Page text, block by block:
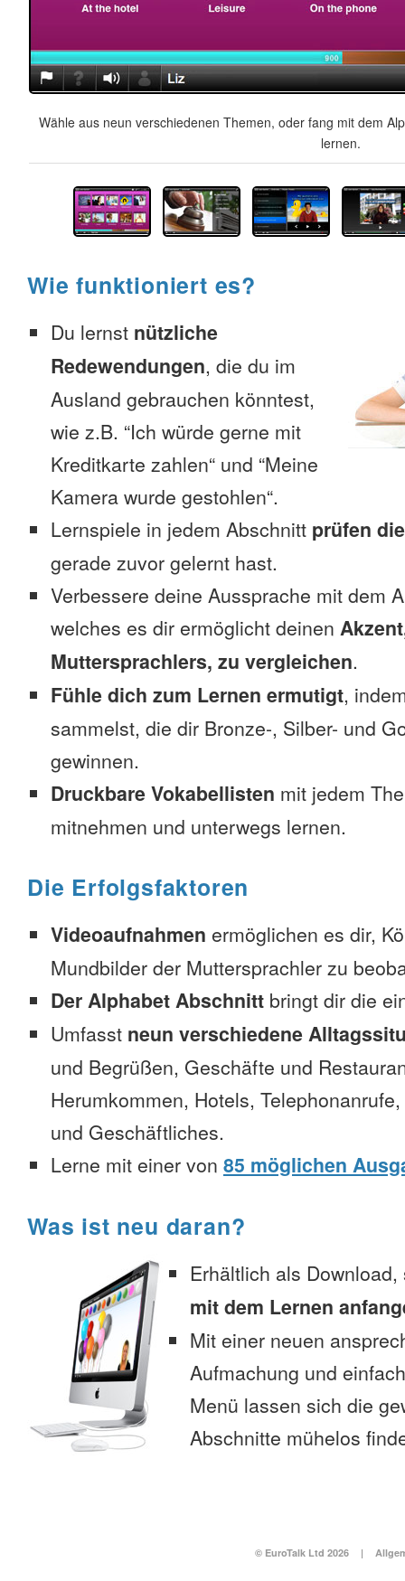
Wähle aus neun verschiedenen Themen, oder fang mit dem
lernen.
Wie funktioniert es?
Du lernst nützliche
Redewendungen, die du im
Ausland gebrauchen könntest,
wie z.B. “Ich würde gerne mit
Kreditkarte zahlen“ und “Meine
Kamera wurde gestohlen“.
Lernspiele in jedem Abschnitt prüfen
gerade zuvor gelernt hast.
Verbessere deine Aussprache mit dem
welches es dir ermöglicht deinen
Muttersprachlers, zu vergleichen.
Fühle dich zum Lernen ermutigt,
sammelst, die dir Bronze-, Silber- und
gewinnen.
Druckbare Vokabellisten mit jedem
mitnehmen und unterwegs lernen.
Die Erfolgsfaktoren
Videoaufnahmen ermöglichen es dir,
Mundbilder der Muttersprachler zu
Der Alphabet Abschnitt bringt dir die
Umfasst neun verschiedene
und Begrüßen, Geschäfte und
Herumkommen, Hotels,
und Geschäftliches.
Lerne mit einer von 85 möglichen
Was ist neu daran?
Erhältlich als
mit dem Lernen
Mit einer neuen
Aufmachung und
Menü lassen sich die
Abschnitte mühelos
© EuroTalk Ltd 2026 |